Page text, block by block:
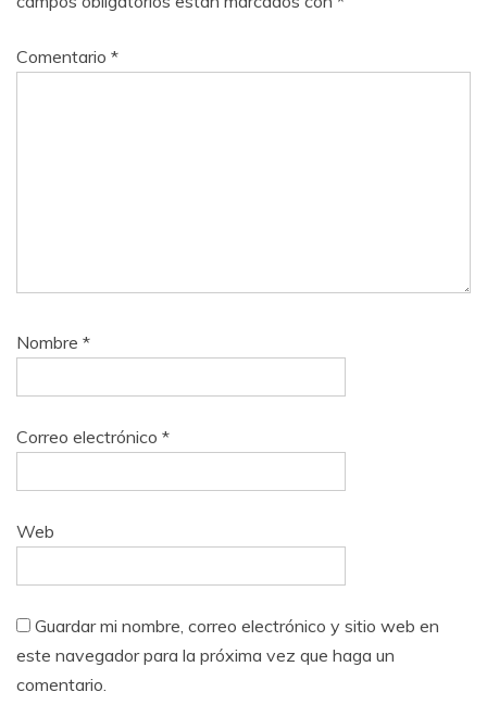
Comentario *
Nombre *
Correo electrónico *
Web
Guardar mi nombre, correo electrónico y sitio web en
este navegador para la próxima vez que haga un
comentario.